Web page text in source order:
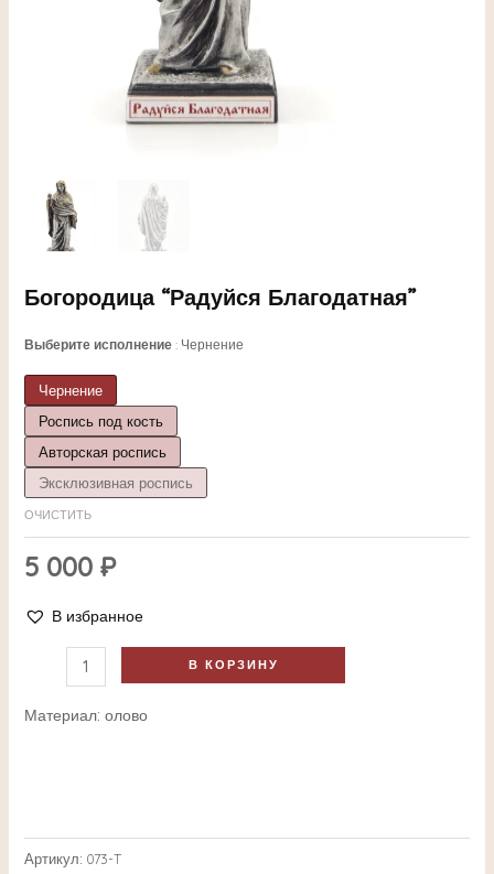
Богородица “Радуйся Благодатная”
Выберите исполнение Чернение
Чернение
Роспись под кость
Авторская роспись
Эксклюзивная роспись
ОЧИСТИТЬ
5 000 ₽
В избранное
В КОРЗИНУ
Материал: олово
Артикул: 073-T